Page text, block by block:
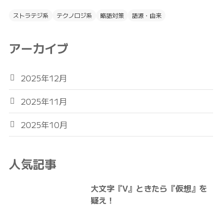
ストラテジ系 テクノロジ系 略語対策 語源・由来
アーカイブ
2025年12月
2025年11月
2025年10月
人気記事
大文字『V』ときたら『仮想』を
疑え！